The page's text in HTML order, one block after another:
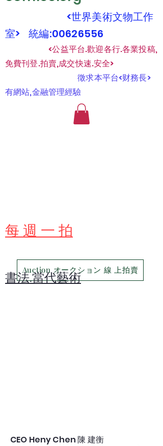
<世界美術文物工作
室> 統編:00626556
<公益平台.歡迎各行.各業投稿,
免費刊登.拍賣,成交快速.安全>
​徵求本平台<财務長>
有網站,金融管理經驗
​每 週 一 拍
Auction オークション 線 上拍賣
​書法.當代藝術
CEO Heny Chen 陳 建衡